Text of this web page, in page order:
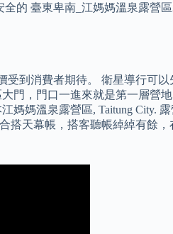
的 臺東卑南_江媽媽溫泉露營
到消費者期待。 衛星導行可
門，門口一進來就是第一層營
媽溫泉露營區, Taitung City.
天幕帳，搭客聽帳綽綽有餘